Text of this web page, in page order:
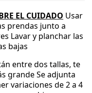
EL CUIDADO Usar
prendas junto a
Lavar y planchar las
bajas
entre dos tallas, te
grandeSe adjunta
variaciones de 2 a 4